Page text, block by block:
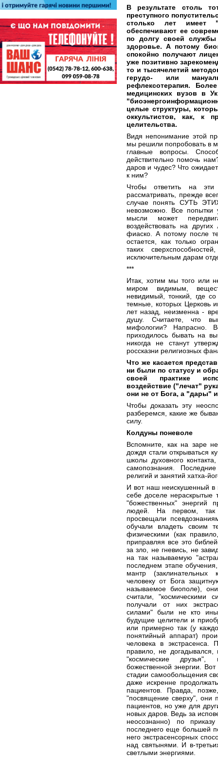
В результате столь
преступного
столько лет имеет
обеспечивают ее
по долгу своей
здоровье. А потому
спокойно получают
уже позитивно
то и тысячелетий
герудо- или
рефлексотерапия.
медицинских вузов в
целые структуры,
оккультистов, как, к
целительства.
Видя непонимание этой
мы решили попробовать в
главные вопросы.
действительно помочь
даров и чудес? Что
к ним?
Чтобы ответить на
рассматривать, прежде
случае понять СУТЬ
невозможно. Все попытки
мысли может
воздействовать на
фиаско. А потому после
остается, как только
таких
исключительным дарам
***
Итак, хотим мы того или
миром видимым,
невидимый, тонкий, где
темные, которых Церковь
лет назад, неизменна -
душу. Считаете, что
мифологии? Напрасно.
приходилось бывать на
никогда не станут
россказни религиозных
Что же касается
ни были по статусу и
своей практике
воздействие ("лечат"
они не от Бога, а "дары"
Чтобы доказать эту
разберемся, какие же
силу.
Колдуны поневоле
Вспомните, как на заре
дождя стали открываться
школы духовного
самопознания.
религий и занятий хатха-
И вот наш неискушенный в
себе доселе нераскрытые
"божественных" энергий
людей. На первом, так
просвещали
обучали владеть своим
физическими (как
приправляя все это
за зло, не гневись, не
на так называемую
последнем этапе
мантр
человеку от Бога
называемое биополе),
считали, "космическими
получали от них
силами" были не кто
будущие целители и
или примерно так (у
понятийный аппарат)
человека в экстрасенса.
правило, не
"космические
божественной энергии.
стадии самообольщения
даже искренне
пациентов. Правда,
"посвящение сверху", они
пациентов, но уже для
новых даров. Ведь за
неосознанно) по
последнего еще большей
него экстрасенсорных
над святынями. И в-
светлыми энергиями.